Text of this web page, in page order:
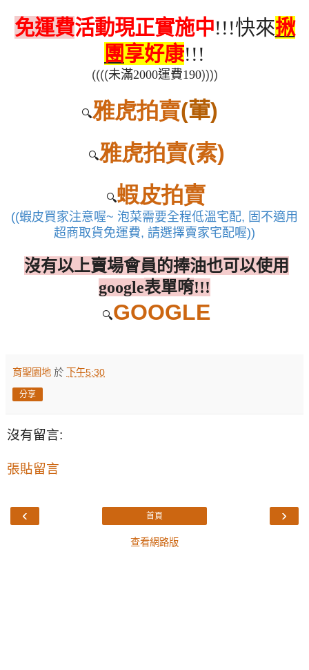
免運費活動現正實施中!!!快來揪
團享好康!!!
((((未滿2000運費190))))
🔍雅虎拍賣(葷)
🔍雅虎拍賣(素)
🔍蝦皮拍賣
((蝦皮買家注意喔~ 泡菜需要全程低溫宅配, 固不適用
超商取貨免運費, 請選擇賣家宅配喔))
沒有以上賣場會員的捧油也可以使用
google表單唷!!!
🔍GOOGLE
育聖園地 於 下午5:30
分享
沒有留言:
張貼留言
‹ ›
首頁
查看網路版